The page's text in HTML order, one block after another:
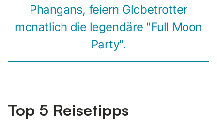
Phangans, feiern Globetrotter
monatlich die legendäre "Full Moon
Party".
Top 5 Reisetipps